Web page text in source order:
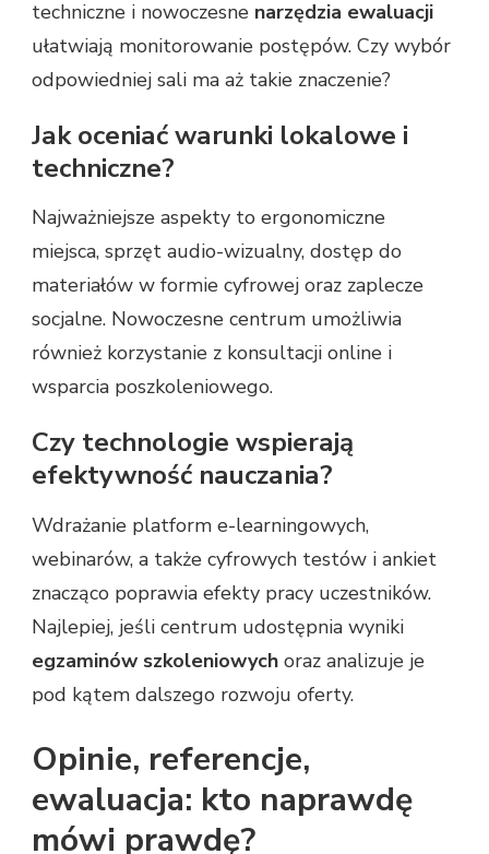
techniczne i nowoczesne narzędzia ewaluacji
ułatwiają monitorowanie postępów. Czy wybór
odpowiedniej sali ma aż takie znaczenie?
Jak oceniać warunki lokalowe i
techniczne?
Najważniejsze aspekty to ergonomiczne
miejsca, sprzęt audio-wizualny, dostęp do
materiałów w formie cyfrowej oraz zaplecze
socjalne. Nowoczesne centrum umożliwia
również korzystanie z konsultacji online i
wsparcia poszkoleniowego.
Czy technologie wspierają
efektywność nauczania?
Wdrażanie platform e-learningowych,
webinarów, a także cyfrowych testów i ankiet
znacząco poprawia efekty pracy uczestników.
Najlepiej, jeśli centrum udostępnia wyniki
egzaminów szkoleniowych oraz analizuje je
pod kątem dalszego rozwoju oferty.
Opinie, referencje,
ewaluacja: kto naprawdę
mówi prawdę?